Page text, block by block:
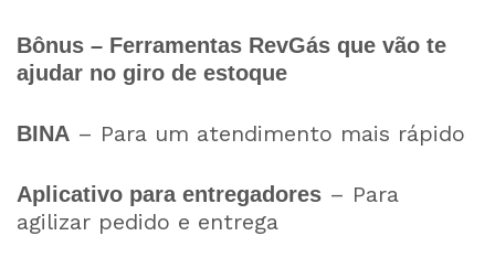
Bônus – Ferramentas RevGás que vão te
ajudar no giro de estoque
BINA – Para um atendimento mais rápido
Aplicativo para entregadores – Para
agilizar pedido e entrega